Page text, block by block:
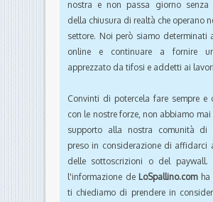
nostra e non passa giorno senza
della chiusura di realtà che operano
settore. Noi però siamo determinati
online e continuare a fornire
apprezzato da tifosi e addetti ai
Convinti di potercela fare sempre e
con le nostre forze, non abbiamo mai
supporto alla nostra comunità di
preso in considerazione di affidarci
delle sottoscrizioni o del paywall.
l'informazione de LoSpallino.comha
ti chiediamo di prendere in